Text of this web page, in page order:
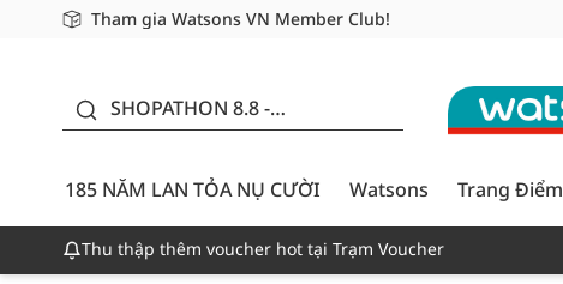
Tham gia Watsons VN Member Club!
Miễn phí giao hàng cho đơn hàng từ 249,000Đ
Giao hàng nhanh 24h - Áp dụng khu vực TP. Hồ Chí Minh
SHOPATHON 8.8 -
CƯỜI - GIẢM ĐẾN
50%
185 NĂM LAN TỎA NỤ CƯỜI
Watsons Trang Điểm
Thu thập thêm voucher hot tại Trạm Voucher